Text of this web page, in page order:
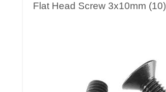
Flat Head Screw 3x10mm (10)